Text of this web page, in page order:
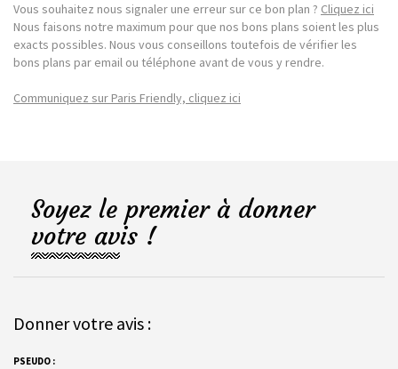
Vous souhaitez nous signaler une erreur sur ce bon plan ? Cliquez ici
Nous faisons notre maximum pour que nos bons plans soient les plus
exacts possibles. Nous vous conseillons toutefois de vérifier les
bons plans par email ou téléphone avant de vous y rendre.
Communiquez sur Paris Friendly, cliquez ici
Soyez le premier à donner
votre avis !
Donner votre avis :
PSEUDO :